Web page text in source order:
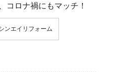
コロナ禍にもマッチ！
ンエイリフォーム